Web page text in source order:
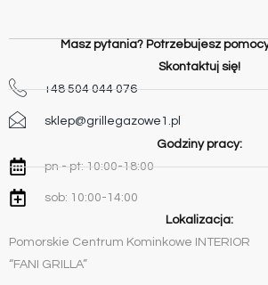
Masz pytania? Potrzebujesz
Skontaktuj się!
+48 504 044 076
sklep@grillegazowe1.pl
Godziny pracy:
pn - pt: 10:00-18:00
sob: 10:00-14:00
Lokalizacja:
Pomorskie Centrum Kominkowe INTERIOR
“FANI GRILLA”